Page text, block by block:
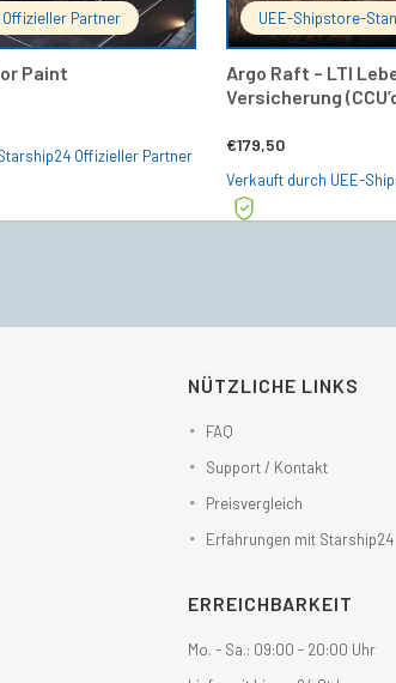
Partner
Paint
Offizieller Partner
UEE-Shipstore-
Argo Raft – LTI
Versicherung
€179,50
Verkauft durch UEE-
NÜTZLICHE LINKS
FAQ
Support / Kontakt
Preisvergleich
Erfahrungen mit Starship24
ERREICHBARKEIT
Mo. - Sa.: 09:00 - 20:00 Uhr